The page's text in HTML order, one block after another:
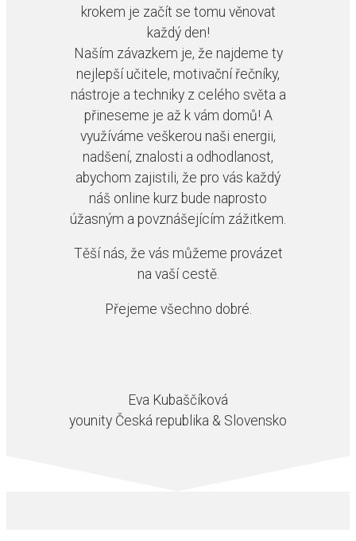
krokem je začít se tomu věnovat
každý den!
Naším závazkem je, že najdeme ty
nejlepší učitele, motivační řečníky,
nástroje a techniky z celého světa a
přineseme je až k vám domů! A
využíváme veškerou naši energii,
nadšení, znalosti a odhodlanost,
abychom zajistili, že pro vás každý
náš online kurz bude naprosto
úžasným a povznášejícím zážitkem.
Těší nás, že vás můžeme provázet
na vaší cestě.
Přejeme všechno dobré.
Eva Kubaščíková
younity Česká republika & Slovensko